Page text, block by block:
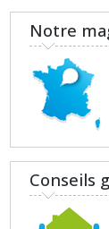
Notre
Conseils